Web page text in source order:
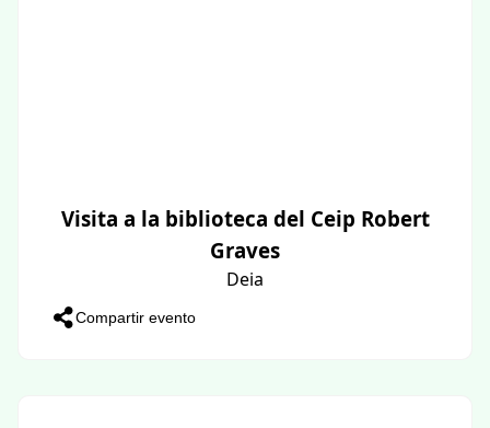
Visita a la biblioteca del Ceip Robert
Graves
Deia
Compartir evento